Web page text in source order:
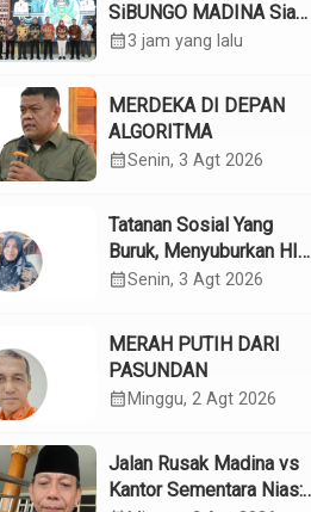
SiBUNGO MADINA Siap
Optimalkan Pendapatan
calendar_month3 jam yang lalu
MERDEKA DI DEPAN
ALGORITMA
calendar_monthSenin, 3 Agt 2026
Tatanan Sosial Yang
Buruk, Menyuburkan HIV
Pada Remaja
calendar_monthSenin, 3 Agt 2026
MERAH PUTIH DARI
PASUNDAN
calendar_month Minggu, 2 Agt 2026
Jalan Rusak Madina vs
Kantor Sementara Nias: